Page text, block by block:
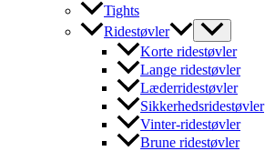
Tights
Ridestøvler
Korte ridestøvler
Lange ridestøvler
Læderridestøvler
Sikkerhedsridestøvler
Vinter-ridestøvler
Brune ridestøvler